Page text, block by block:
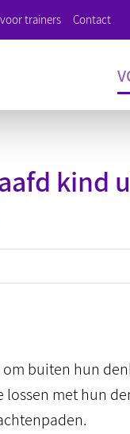
trainers Contact
kind
buiten hun
lossen met hun